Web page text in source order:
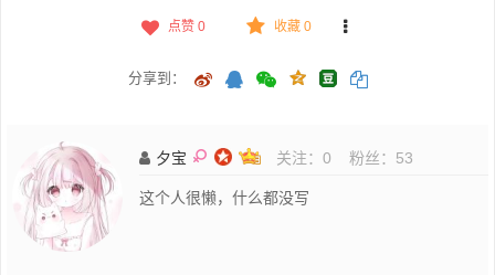
点赞 0 收藏 0
分享到：
夕宝 关注： 0 粉丝： 53
这个人很懒，什么都没写